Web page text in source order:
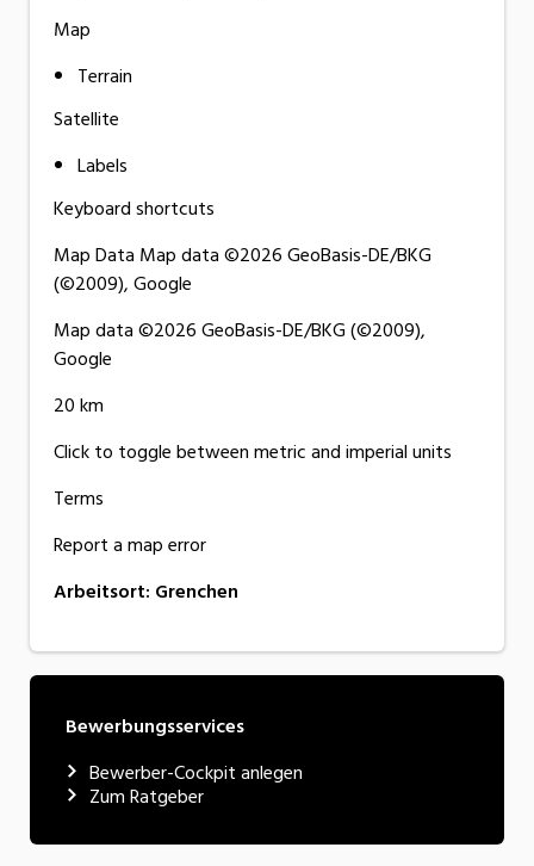
Map
Terrain
Satellite
Labels
Keyboard shortcuts
Map Data Map data ©2026 GeoBasis-DE/BKG
(©2009), Google
Map data ©2026 GeoBasis-DE/BKG (©2009),
Google
20 km
Click to toggle between metric and imperial units
Terms
Report a map error
Arbeitsort: Grenchen
Bewerbungsservices
Bewerber-Cockpit anlegen
Zum Ratgeber